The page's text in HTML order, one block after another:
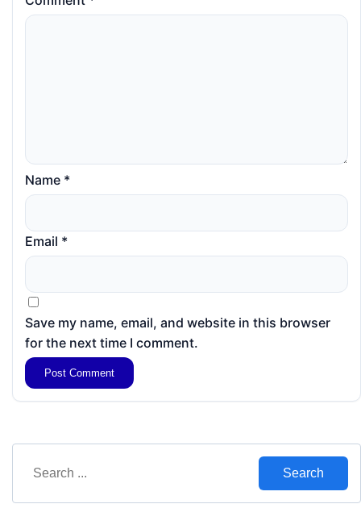
Name *
Email *
Save my name, email, and website in this browser
for the next time I comment.
Search